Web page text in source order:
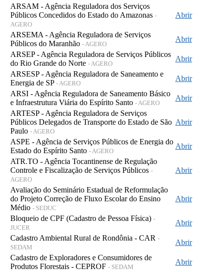
ARSAM - Agência Reguladora dos Serviços
Públicos Concedidos do Estado do Amazonas -
AGERO
Abrir
ARSEMA - Agência Reguladora de Serviços
Públicos do Maranhão - AGERO
Abrir
ARSEP - Agência Reguladora de Serviços Públicos
do Rio Grande do Norte - AGERO
Abrir
ARSESP - Agência Reguladora de Saneamento e
Energia de SP - AGERO
Abrir
ARSI - Agência Reguladora de Saneamento Básico
e Infraestrutura Viária do Espírito Santo - AGERO
Abrir
ARTESP - Agência Reguladora de Serviços
Públicos Delegados de Transporte do Estado de São
Paulo - AGERO
Abrir
ASPE - Agência de Serviços Públicos de Energia do
Estado do Espírito Santo - AGERO
Abrir
ATR.TO - Agência Tocantinense de Regulação
Controle e Fiscalização de Serviços Públicos -
AGERO
Abrir
Avaliação do Seminário Estadual de Reformulação
do Projeto Correção de Fluxo Escolar do Ensino
Médio - SEDUC
Abrir
Bloqueio de CPF (Cadastro de Pessoa Física) -
JUCER
Abrir
Cadastro Ambiental Rural de Rondônia - CAR -
SEDAM
Abrir
Cadastro de Exploradores e Consumidores de
Produtos Florestais - CEPROF - SEDAM
Abrir